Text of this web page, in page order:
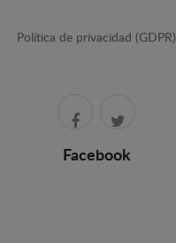
Política de privacidad (GDPR)
Facebook